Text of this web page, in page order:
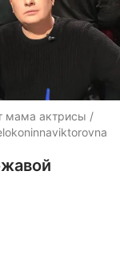
мама актрисы /